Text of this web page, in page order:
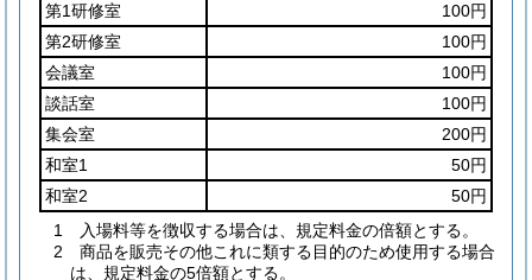
第1研修室
100円
第2研修室
100円
会議室
100円
談話室
100円
集会室
200円
和室1
50円
和室2
50円
1 入場料等を徴収する場合は、規定料金の倍額とする。
2 商品を販売その他これに類する目的のため使用する場合
は、規定料金の5倍額とする。